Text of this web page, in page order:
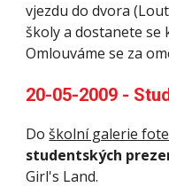
vjezdu do dvora
školy a dostanete se
Omlouváme se za
20-05-2009 -
Do školní galerie
studentských
Girl's Land.